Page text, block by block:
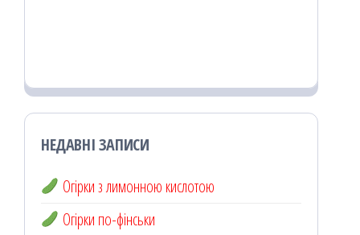
НЕДАВНІ ЗАПИСИ
Огірки з лимонною кислотою
Огірки по-фінськи